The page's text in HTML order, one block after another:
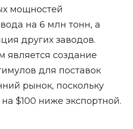
мощностей
на 6 млн тонн, а
других заводов.
создание
для поставок
рынок, поскольку
$100 ниже экспортной.